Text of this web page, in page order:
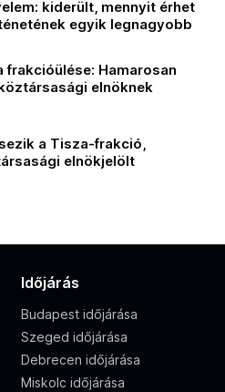
kiderült, mennyit érhet
egyik legnagyobb
Hamarosan
elnöknek
a Tisza-frakció,
elnökjelölt
Időjárás
Budapest időjárása
Szeged időjárása
Debrecen időjárása
Miskolc időjárása